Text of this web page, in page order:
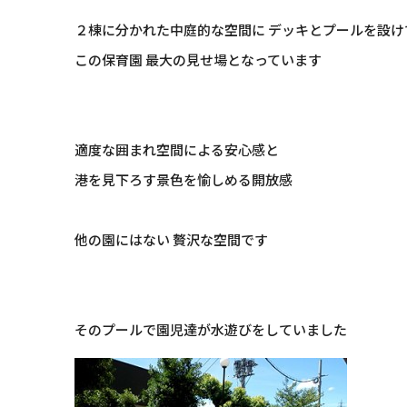
２棟に分かれた中庭的な空間に デッキとプールを設
この保育園 最大の見せ場となっています
適度な囲まれ空間による安心感と
港を見下ろす景色を愉しめる開放感
他の園にはない 贅沢な空間です
そのプールで園児達が水遊びをしていました